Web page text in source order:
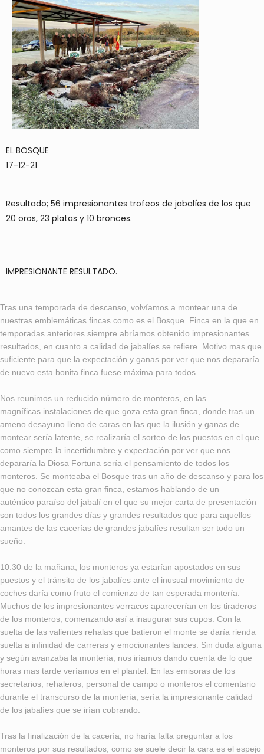
EL BOSQUE
17-12-21
Resultado; 56 impresionantes trofeos de jabalíes de los que
20 oros, 23 platas y 10 bronces.
IMPRESIONANTE RESULTADO.
Tras una temporada de descanso, volvíamos a montear una de
nuestras emblemáticas fincas como es el Bosque. Finca en la que en
temporadas anteriores siempre abríamos obtenido impresionantes
resultados, en cuanto a calidad de jabalíes se refiere. Motivo mas que
suficiente para que la expectación y ganas por ver que nos depararía
de nuevo esta bonita finca fuese máxima para todos.
Nos reunimos un reducido número de monteros, en las
magníficas instalaciones de que goza esta gran finca, donde tras un
ameno desayuno lleno de caras en las que la ilusión y ganas de
montear sería latente, se realizaría el sorteo de los puestos en el que
como siempre la incertidumbre y expectación por ver que nos
depararía la Diosa Fortuna sería el pensamiento de todos los
monteros. Se monteaba el Bosque tras un año de descanso y para los
que no conozcan esta gran finca, estamos hablando de un
auténtico paraíso del jabalí en el que su mejor carta de presentación
son todos los grandes días y grandes resultados que para aquellos
amantes de las cacerías de grandes jabalíes resultan ser todo un
sueño.
10:30 de la mañana, los monteros ya estarían apostados en sus
puestos y el tránsito de los jabalíes ante el inusual movimiento de
coches daría como fruto el comienzo de tan esperada montería.
Muchos de los impresionantes verracos aparecerían en los tiraderos
de los monteros, comenzando así a inaugurar sus cupos. Con la
suelta de las valientes rehalas que batieron el monte se daría rienda
suelta a infinidad de carreras y emocionantes lances. Sin duda alguna
y según avanzaba la montería, nos iríamos dando cuenta de lo que
horas mas tarde veríamos en el plantel. En las emisoras de los
secretarios, rehaleros, personal de campo o monteros el comentario
durante el transcurso de la montería, sería la impresionante calidad
de los jabalíes que se irían cobrando.
Tras la finalización de la cacería, no haría falta preguntar a los
monteros por sus resultados, como se suele decir la cara es el espejo